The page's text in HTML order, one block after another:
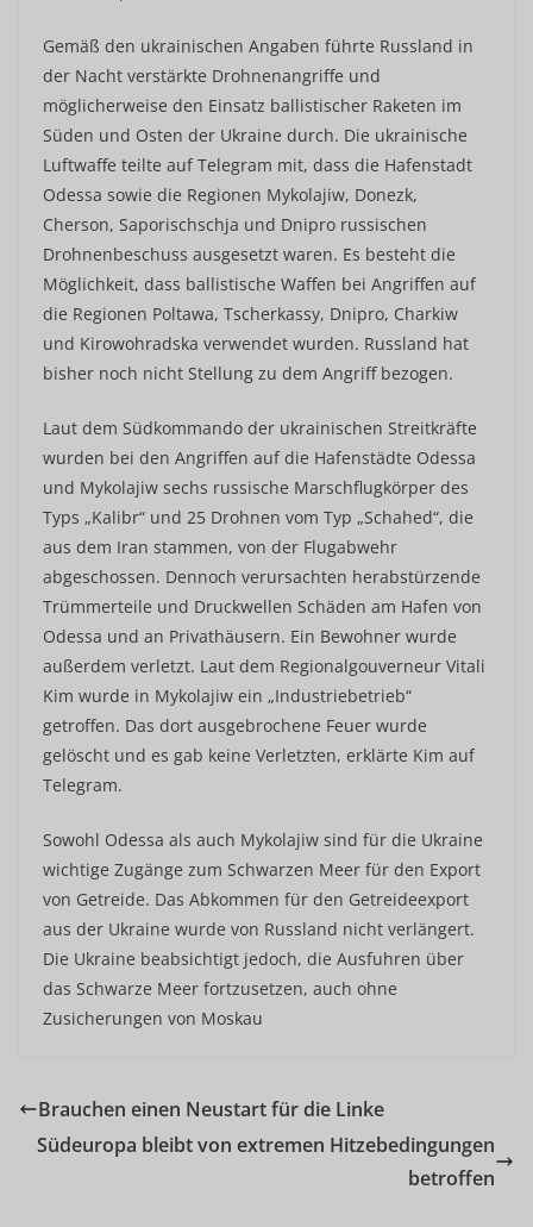
Gemäß den ukrainischen Angaben führte Russland in
der Nacht verstärkte Drohnenangriffe und
möglicherweise den Einsatz ballistischer Raketen im
Süden und Osten der Ukraine durch. Die ukrainische
Luftwaffe teilte auf Telegram mit, dass die Hafenstadt
Odessa sowie die Regionen Mykolajiw, Donezk,
Cherson, Saporischschja und Dnipro russischen
Drohnenbeschuss ausgesetzt waren. Es besteht die
Möglichkeit, dass ballistische Waffen bei Angriffen auf
die Regionen Poltawa, Tscherkassy, Dnipro, Charkiw
und Kirowohradska verwendet wurden. Russland hat
bisher noch nicht Stellung zu dem Angriff bezogen.
Laut dem Südkommando der ukrainischen Streitkräfte
wurden bei den Angriffen auf die Hafenstädte Odessa
und Mykolajiw sechs russische Marschflugkörper des
Typs „Kalibr“ und 25 Drohnen vom Typ „Schahed“, die
aus dem Iran stammen, von der Flugabwehr
abgeschossen. Dennoch verursachten herabstürzende
Trümmerteile und Druckwellen Schäden am Hafen von
Odessa und an Privathäusern. Ein Bewohner wurde
außerdem verletzt. Laut dem Regionalgouverneur Vitali
Kim wurde in Mykolajiw ein „Industriebetrieb“
getroffen. Das dort ausgebrochene Feuer wurde
gelöscht und es gab keine Verletzten, erklärte Kim auf
Telegram.
Sowohl Odessa als auch Mykolajiw sind für die Ukraine
wichtige Zugänge zum Schwarzen Meer für den Export
von Getreide. Das Abkommen für den Getreideexport
aus der Ukraine wurde von Russland nicht verlängert.
Die Ukraine beabsichtigt jedoch, die Ausfuhren über
das Schwarze Meer fortzusetzen, auch ohne
Zusicherungen von Moskau
Brauchen einen Neustart für die Linke
Südeuropa bleibt von extremen Hitzebedingungen
betroffen